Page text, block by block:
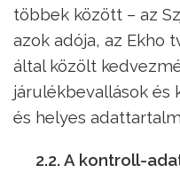
többek között – az
azok adója, az Ekho
által közölt
járulékbevallások és
és helyes
2.2. A kontroll-